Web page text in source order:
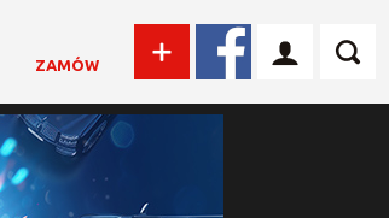
ZAMÓW